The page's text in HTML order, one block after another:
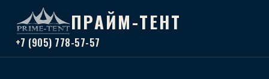
ПРАЙМ-ТЕНТ
+7 (905) 778-57-57